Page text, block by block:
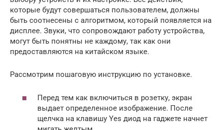
которые будут совершаться пользователем, должны
быть соотнесены с алгоритмом, который появляется на
дисплее. Звуки, что сопровождают работу устройства,
могут быть понятны не каждому, так как они
предоставляются на китайском языке.
Рассмотрим пошаговую инструкцию по установке.
Перед тем как включиться в розетку, экран
выдает определенное изображение. После
щелчка на клавишу Yes диод на гаджете начнет